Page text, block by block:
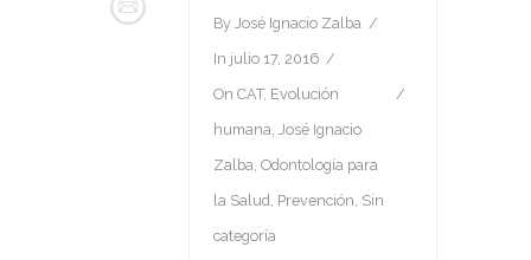
By José Ignacio Zalba
In julio 17, 2016
On CAT, Evolución
humana
José Ignacio
Zalba Odontología para
la Salud Prevención Sin
categoría